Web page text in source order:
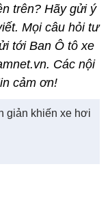
trên? Hãy gửi ý
Mọi câu hỏi tư
tới Ban Ô tô xe
Các nội
cảm ơn!
giản khiến xe hơi